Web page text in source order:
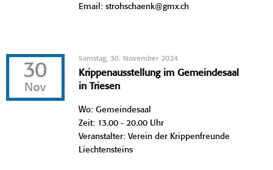
Email: strohschaenk@gmx.ch
30
Nov
Samstag, 30. November 2024
Krippenausstellung im Gemeindesaal
in Triesen
Wo: Gemeindesaal
Zeit: 13.00 - 20.00 Uhr
Veranstalter: Verein der Krippenfreunde
Liechtensteins